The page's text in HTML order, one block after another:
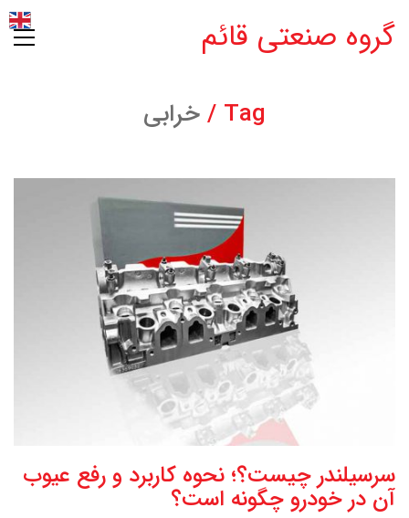
گروه صنعتی قائم
Tag / خرابی
سرسیلندر چیست؟؛ نحوه کاربرد و رفع عیوب
آن در خودرو چگونه است؟